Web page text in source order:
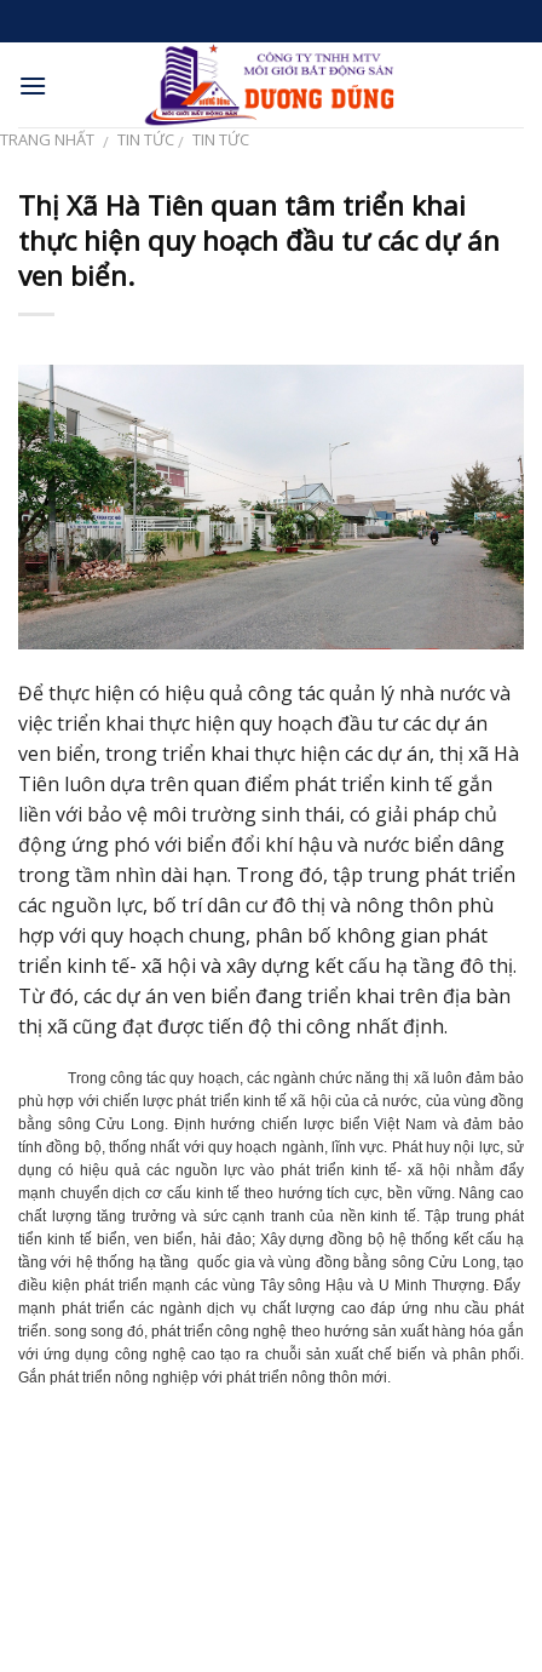
to
content
TRANG NHẤT / TIN TỨC / TIN TỨC
Thị Xã Hà Tiên quan tâm triển khai
thực hiện quy hoạch đầu tư các dự án
ven biển.
Để thực hiện có hiệu quả công tác quản lý nhà nước và
việc triển khai thực hiện quy hoạch đầu tư các dự án
ven biển, trong triển khai thực hiện các dự án, thị xã Hà
Tiên luôn dựa trên quan điểm phát triển kinh tế gắn
liền với bảo vệ môi trường sinh thái, có giải pháp chủ
động ứng phó với biển đổi khí hậu và nước biển dâng
trong tầm nhìn dài hạn. Trong đó, tập trung phát triển
các nguồn lực, bố trí dân cư đô thị và nông thôn phù
hợp với quy hoạch chung, phân bố không gian phát
triển kinh tế- xã hội và xây dựng kết cấu hạ tầng đô thị.
Từ đó, các dự án ven biển đang triển khai trên địa bàn
thị xã cũng đạt được tiến độ thi công nhất định.
Trong công tác quy hoạch, các ngành chức năng thị xã luôn đảm bảo
phù hợp với chiến lược phát triển kinh tế xã hội của cả nước, của vùng đồng
bằng sông Cửu Long. Định hướng chiến lược biển Việt Nam và đảm bảo
tính đồng bộ, thống nhất với quy hoạch ngành, lĩnh vực. Phát huy nội lực, sử
dụng có hiệu quả các nguồn lực vào phát triển kinh tế- xã hội nhằm đẩy
mạnh chuyển dịch cơ cấu kinh tế theo hướng tích cực, bền vững. Nâng cao
chất lượng tăng trưởng và sức cạnh tranh của nền kinh tế. Tập trung phát
tiển kinh tế biển, ven biển, hải đảo; Xây dựng đồng bộ hệ thống kết cấu hạ
tầng với hệ thống hạ tầng quốc gia và vùng đồng bằng sông Cửu Long, tạo
điều kiện phát triển mạnh các vùng Tây sông Hậu và U Minh Thượng. Đẩy
mạnh phát triển các ngành dịch vụ chất lượng cao đáp ứng nhu cầu phát
triển. song song đó, phát triển công nghệ theo hướng sản xuất hàng hóa gắn
với ứng dụng công nghệ cao tạo ra chuỗi sản xuất chế biến và phân phối.
Gắn phát triển nông nghiệp với phát triển nông thôn mới.